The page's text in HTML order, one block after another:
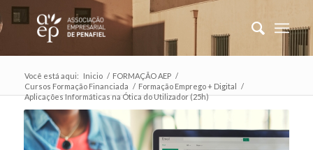
Você está aqui: Inicio / FORMAÇÃO AEP /
Cursos Formação Financiada / Formação Emprego + Digital /
Aplicações Informáticas na Ótica do Utilizador (25h)